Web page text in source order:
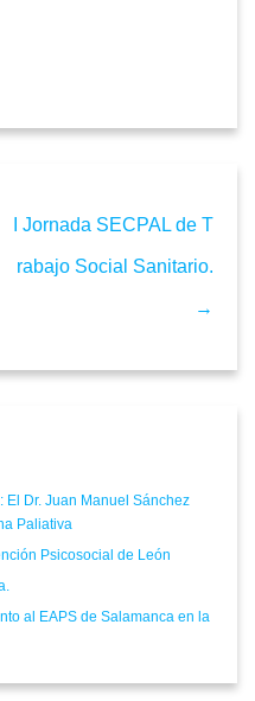
I Jornada SECPAL de T
rabajo Social Sanitario.
→
Dr. Juan Manuel Sánchez
Paliativa
Psicosocial de León
al EAPS de Salamanca en la